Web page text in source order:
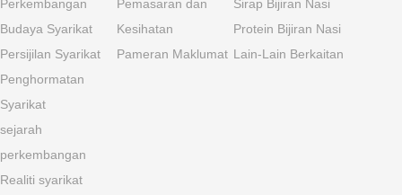
Perkembangan
Budaya Syarikat
Persijilan Syarikat
Penghormatan
Syarikat
sejarah
perkembangan
Realiti syarikat
Pemasaran dan
Kesihatan
Pameran Maklumat
Sirap Bijiran Nasi
Protein Bijiran Nasi
Lain-Lain Berkaitan